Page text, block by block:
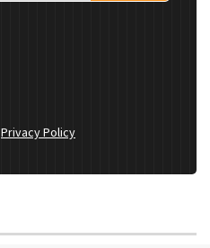
Privacy Policy